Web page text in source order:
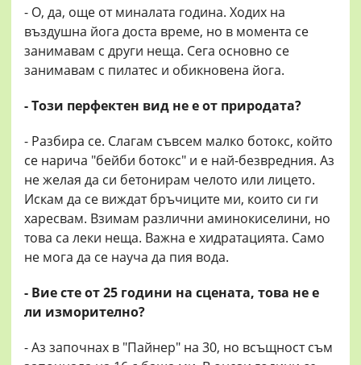
- О, да, още от миналата година. Ходих на
въздушна йога доста време, но в момента се
занимавам с други неща. Сега основно се
занимавам с пилатес и обикновена йога.
- Този перфектен вид не е от природата?
- Разбира се. Слагам съвсем малко ботокс, който
се нарича "бейби ботокс" и е най-безвредния. Аз
не желая да си бетонирам челото или лицето.
Искам да се виждат бръчиците ми, които си ги
харесвам. Взимам различни аминокиселини, но
това са леки неща. Важна е хидратацията. Само
не мога да се науча да пия вода.
- Вие сте от 25 години на сцената, това не е
ли изморително?
- Аз започнах в "Пайнер" на 30, но всъщност съм